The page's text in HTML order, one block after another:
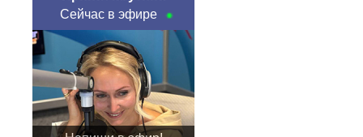
Сейчас в эфире